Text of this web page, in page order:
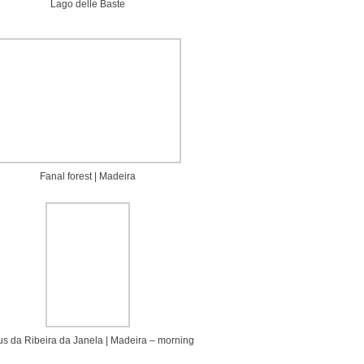
Lago delle Baste
Fanal forest | Madeira
da Ribeira da Janela | Madeira – morning